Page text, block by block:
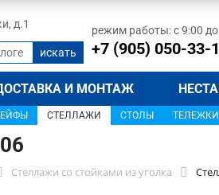
д.1 режим работы: с 9:00
+7 (905) 050-33-
И МОНТАЖ
СТЕЛЛАЖИ СТОЛЫ ТЕЛЕЖКИ
Стеллажи со стойками из уголка